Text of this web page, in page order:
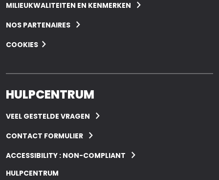
MILIEUKWALITEITEN EN KENMERKEN
NOS PARTENAIRES
COOKIES
HULPCENTRUM
VEEL GESTELDE VRAGEN
CONTACT FORMULIER
ACCESSIBILITY : NON-COMPLIANT
HULPCENTRUM